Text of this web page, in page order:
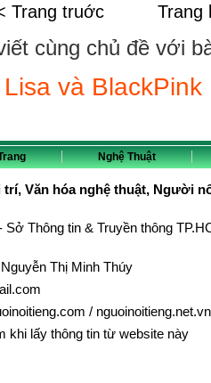
Trang truớc
Trang
cùng chủ đề với
và BlackPink
Nghệ Thuật
Văn hóa nghệ thuật, Người
Thông tin & Truyền thông
Thị Minh Thúy
/ nguoinoitieng.net.vn
khi lấy thông tin từ website này